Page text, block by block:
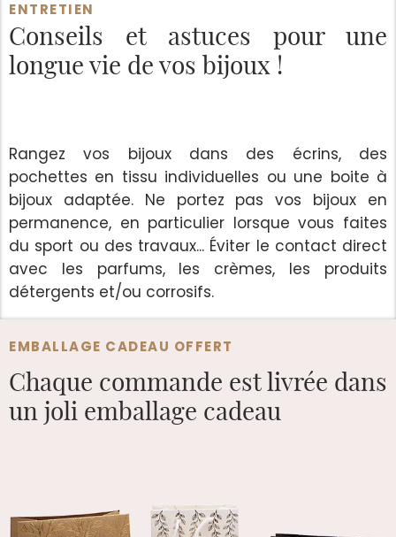
EMBALLAGE CADEAU OFFERT
Chaque commande est livrée dans
un joli emballage cadeau
ENTRETIEN
Conseils et astuces pour une
longue vie de vos bijoux !
Rangez vos bijoux dans des écrins, des
pochettes en tissu individuelles ou une boite à
bijoux adaptée. Ne portez pas vos bijoux en
permanence, en particulier lorsque vous faites
du sport ou des travaux... Éviter le contact direct
avec les parfums, les crèmes, les produits
détergents et/ou corrosifs.